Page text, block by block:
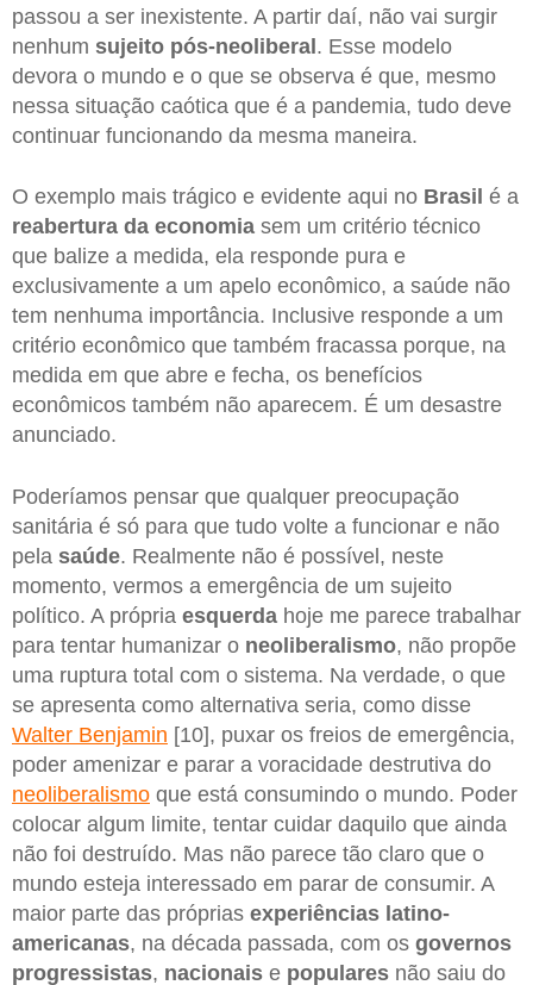
passou a ser inexistente. A partir daí, não vai surgir
nenhum sujeito pós-neoliberal. Esse modelo
devora o mundo e o que se observa é que, mesmo
nessa situação caótica que é a pandemia, tudo deve
continuar funcionando da mesma maneira.
O exemplo mais trágico e evidente aqui no Brasil é a
reabertura da economia sem um critério técnico
que balize a medida, ela responde pura e
exclusivamente a um apelo econômico, a saúde não
tem nenhuma importância. Inclusive responde a um
critério econômico que também fracassa porque, na
medida em que abre e fecha, os benefícios
econômicos também não aparecem. É um desastre
anunciado.
Poderíamos pensar que qualquer preocupação
sanitária é só para que tudo volte a funcionar e não
pela saúde. Realmente não é possível, neste
momento, vermos a emergência de um sujeito
político. A própria esquerda hoje me parece trabalhar
para tentar humanizar o neoliberalismo, não propõe
uma ruptura total com o sistema. Na verdade, o que
se apresenta como alternativa seria, como disse
Walter Benjamin [10], puxar os freios de emergência,
poder amenizar e parar a voracidade destrutiva do
neoliberalismo que está consumindo o mundo. Poder
colocar algum limite, tentar cuidar daquilo que ainda
não foi destruído. Mas não parece tão claro que o
mundo esteja interessado em parar de consumir. A
maior parte das próprias experiências latino-
americanas, na década passada, com os governos
progressistas, nacionais e populares não saiu do